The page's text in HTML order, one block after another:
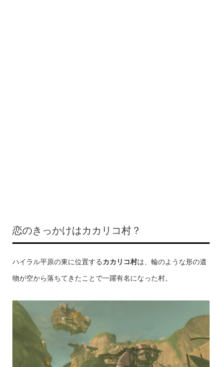
恋のきっかけはカカリコ村？
ハイラル平原の東に位置するカカリコ村は、輪のような形の遺
物が空から落ちてきたことで一躍有名になった村。